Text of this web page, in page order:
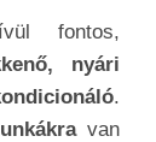
fontos,
nyári
.
van